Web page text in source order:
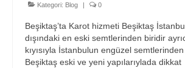
Kategori: Blog | 0
Beşiktaş’ta Karot hizmeti Beşiktaş
dışındaki en eski semtlerinden biridir
kıyısıyla İstanbulun engüzel
Beşiktaş eski ve yeni yapılarıylada dikkat